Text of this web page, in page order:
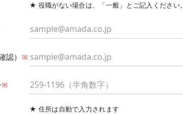
★ 役職がない場合は、「一般」とご記入ください。
認） ※
※
★ 住所は自動で入力されます